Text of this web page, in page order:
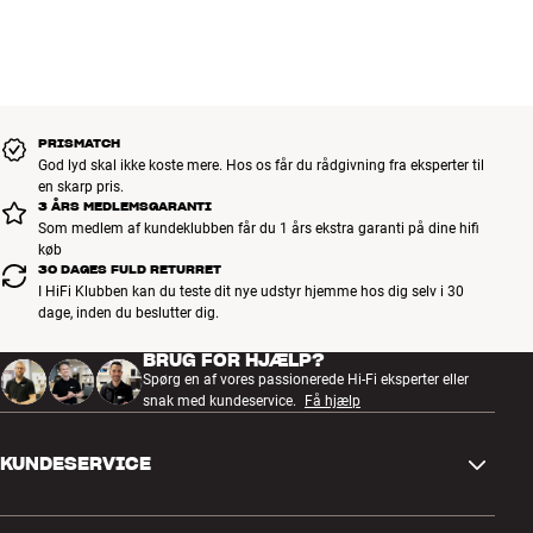
PRISMATCH
God lyd skal ikke koste mere. Hos os får du rådgivning fra eksperter til
en skarp pris.
3 ÅRS MEDLEMSGARANTI
Som medlem af kundeklubben får du 1 års ekstra garanti på dine hifi
køb
30 DAGES FULD RETURRET
I HiFi Klubben kan du teste dit nye udstyr hjemme hos dig selv i 30
dage, inden du beslutter dig.
BRUG FOR HJÆLP?
Spørg en af vores passionerede Hi-Fi eksperter eller
snak med kundeservice.
Få hjælp
KUNDESERVICE